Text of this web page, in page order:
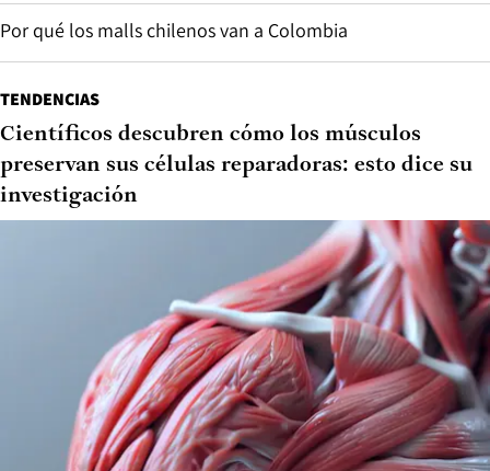
Por qué los malls chilenos van a Colombia
TENDENCIAS
Científicos descubren cómo los músculos
preservan sus células reparadoras: esto dice su
investigación